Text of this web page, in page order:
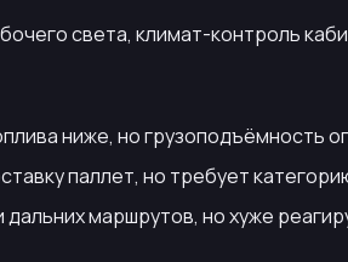
света, климат-контроль
ниже, но грузоподъёмность
паллет, но требует
дальних маршрутов, но хуже